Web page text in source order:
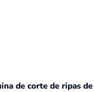
de corte de ripas de